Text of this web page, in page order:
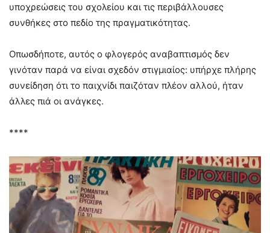
υποχρεώσεις του σχολείου και τις περιβάλλουσες
συνθήκες στο πεδίο της πραγματικότητας.
Οπωσδήποτε, αυτός ο φλογερός αναβαπτισμός δεν
γινόταν παρά να είναι σχεδόν στιγμιαίος: υπήρχε πλήρης
συνείδηση ότι το παιχνίδι παιζόταν πλέον αλλού, ήταν
άλλες πιά οι ανάγκες.
****